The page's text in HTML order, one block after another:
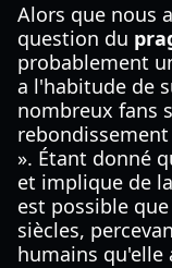
Alors que nous
question du
probablement
a l'habitude de
nombreux fans
». Étant donné
et implique de
est possible
siècles,
humains qu'elle